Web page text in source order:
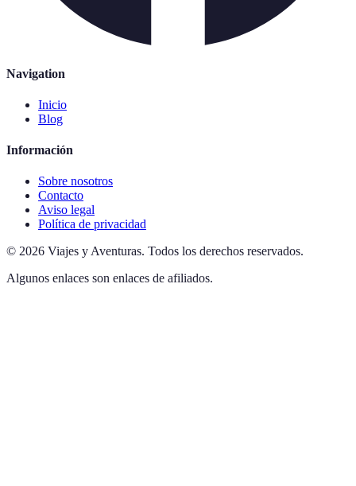
Navigation
Inicio
Blog
Información
Sobre nosotros
Contacto
Aviso legal
Política de privacidad
© 2026 Viajes y Aventuras. Todos los derechos reservados.
Algunos enlaces son enlaces de afiliados.